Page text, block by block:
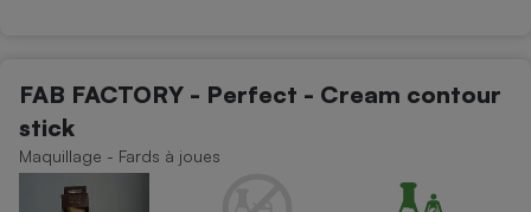
FAB FACTORY - Perfect - Cream contour
stick
Maquillage - Fards à joues